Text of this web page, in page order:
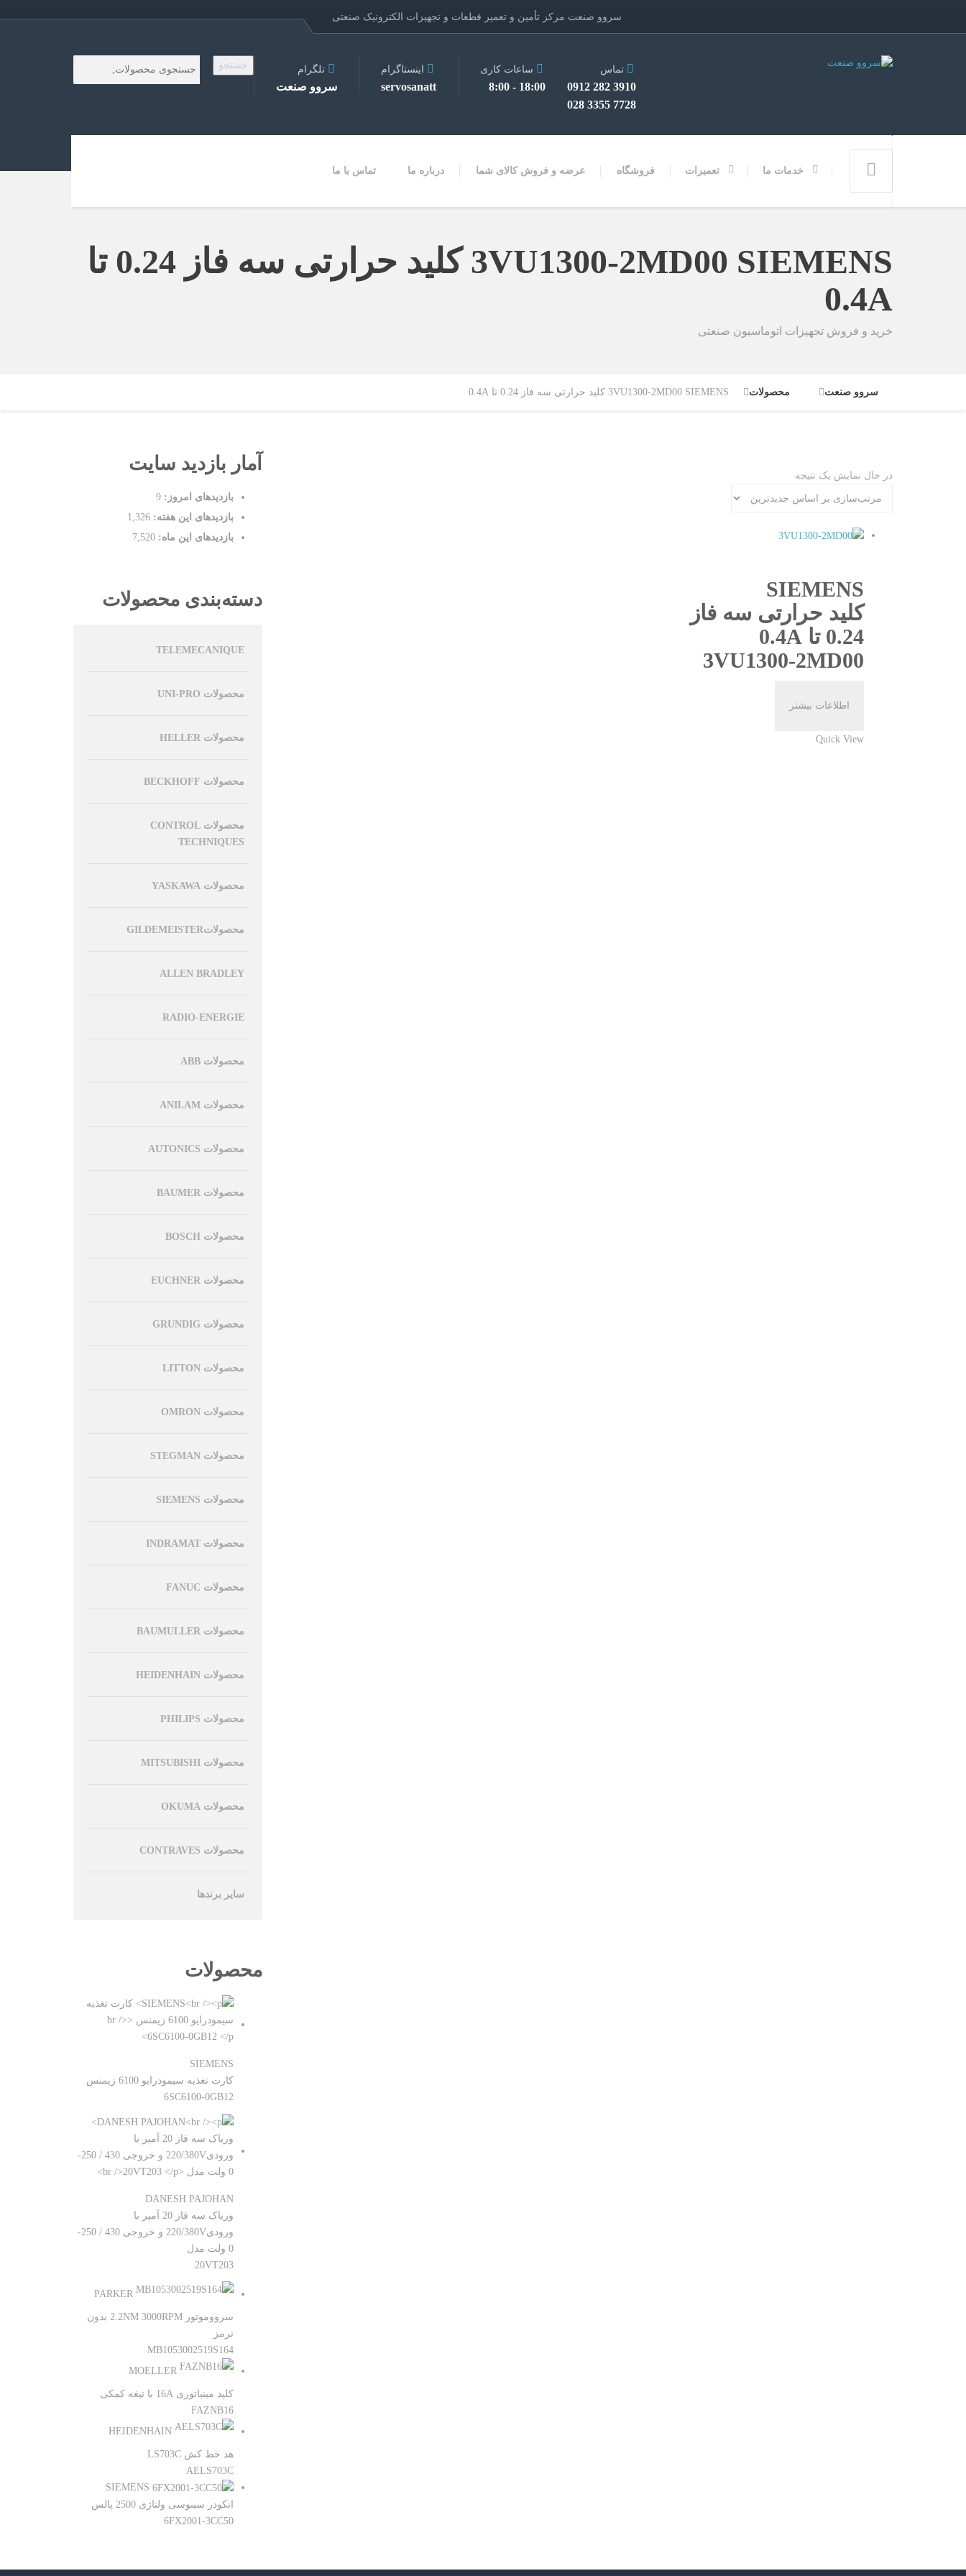
سروو صنعت مرکز تأمین و تعمیر قطعات و تجهیزات الکترونیک صنعتی
خدمات ما تعمیرات فروشگاه عرضه و فروش کالای شما درباره ما تماس با ما
تماس
3910 282 0912
7728 3355 028
ساعات کاری
18:00 - 8:00
اینستاگرام
servosanatt
تلگرام
سروو صنعت
جستجو
3VU1300-2MD00 SIEMENS کلید حرارتی سه فاز 0.24 تا
0.4A
خرید و فروش تجهیزات اتوماسیون صنعتی
سروو صنعت محصولات 3VU1300-2MD00 SIEMENS کلید حرارتی سه فاز 0.24 تا 0.4A
در حال نمایش یک نتیجه
SIEMENS
کلید حرارتی سه فاز
0.24 تا 0.4A
3VU1300-2MD00
اطلاعات بیشتر
Quick View
آمار بازدید سایت
بازدیدهای امروز:9
بازدیدهای این هفته:1,326
بازدیدهای این ماه:7,520
دسته‌بندی محصولات
TELEMECANIQUE
محصولات UNI-PRO
محصولات HELLER
محصولات BECKHOFF
محصولات CONTROL
TECHNIQUES
محصولات YASKAWA
محصولاتGILDEMEISTER
ALLEN BRADLEY
RADIO-ENERGIE
محصولات ABB
محصولات ANILAM
محصولات AUTONICS
محصولات BAUMER
محصولات BOSCH
محصولات EUCHNER
محصولات GRUNDIG
محصولات LITTON
محصولات OMRON
محصولات STEGMAN
محصولات SIEMENS
محصولات INDRAMAT
محصولات FANUC
محصولات BAUMULLER
محصولات HEIDENHAIN
محصولات PHILIPS
محصولات MITSUBISHI
محصولات OKUMA
محصولات CONTRAVES
سایر برندها
محصولات
SIEMENS
کارت تغذیه سیمودرایو 6100 زیمنس
6SC6100-0GB12
DANESH PAJOHAN
وریاک سه فاز 20 آمپر با
ورودی220/380V و خروجی 430 / 250-
0 ولت مدل
20VT203
PARKER
سرووموتور 2.2NM 3000RPM بدون
ترمز
MB1053002519S164
MOELLER
کلید مینیاتوری 16A با تیغه کمکی
FAZNB16
HEIDENHAIN
هد خط کش LS703C
AELS703C
SIEMENS
انکودر سینوسی ولتاژی 2500 پالس
6FX2001-3CC50